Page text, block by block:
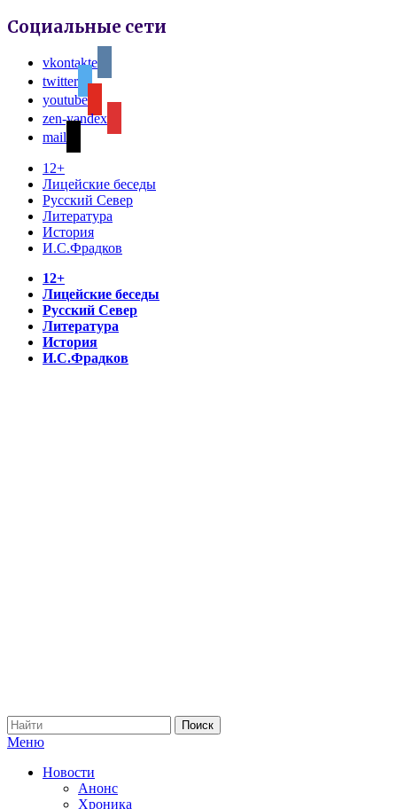
Социальные сети
vkontakte
twitter
youtube
zen-yandex
mail
12+
Лицейские беседы
Русский Север
Литература
История
И.С.Фрадков
12+
Лицейские беседы
Русский Север
Литература
История
И.С.Фрадков
Меню
Новости
Анонс
Хроника